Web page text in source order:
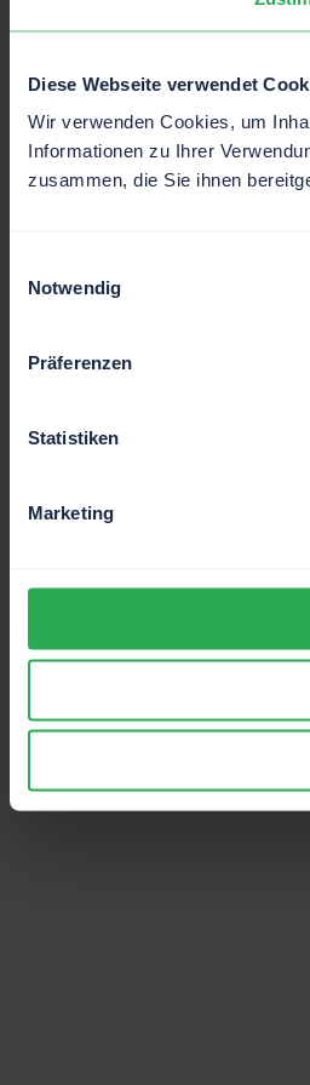
Diese Webseite verwendet
Wir verwenden Cookies, um
Informationen zu Ihrer
zusammen, die Sie ihnen
Notwendig
Präferenzen
Statistiken
Marketing